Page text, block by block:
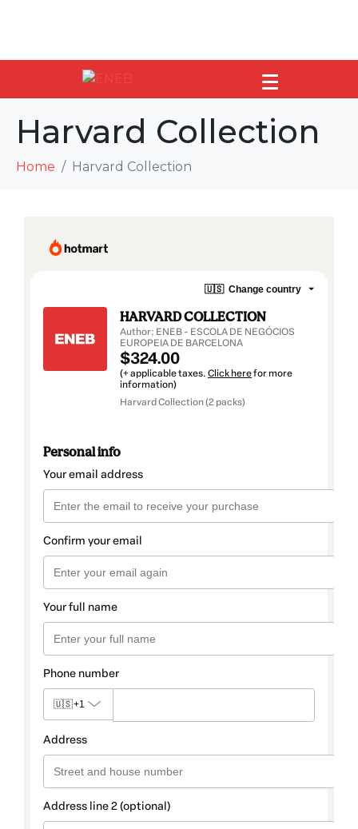
Harvard Collection
Home Harvard Collection